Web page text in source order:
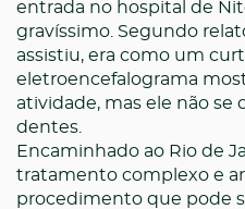
entrada no hospital de
gravíssimo. Segundo
assistiu, era como um
eletroencefalograma
atividade, mas ele não se
dentes.
Encaminhado ao Rio de
tratamento complexo e
procedimento que pode